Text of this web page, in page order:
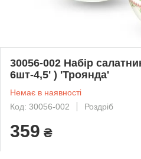
30056-002 Набір
6шт-4,5' ) 'Троянда'
Немає в наявності
Код: 30056-002
Роздріб
359 ₴